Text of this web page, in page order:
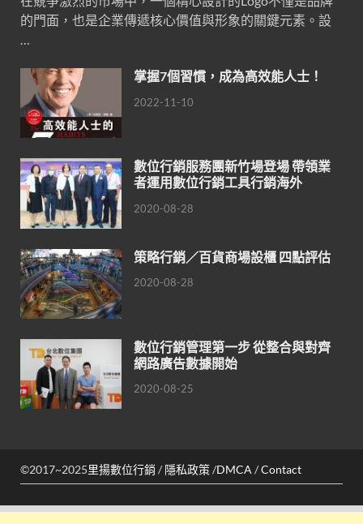
的門面，也是企業傳遞核心價值與形象的關鍵元素。設
…
掌握7個習慣，成為高效能人士！
2022-11-10
數位行銷服務團新竹場登場 帶領業
者運用數位行銷工具行銷海外
2020-08-28
策略行銷／百貨商場設櫃 四點評估
2020-08-28
數位行銷管理第一步 從整合與對齊
網路廣告數據開始
2020-08-25
©2017~2025里揚數位行銷 / 隱私政策/DMCA /Contact